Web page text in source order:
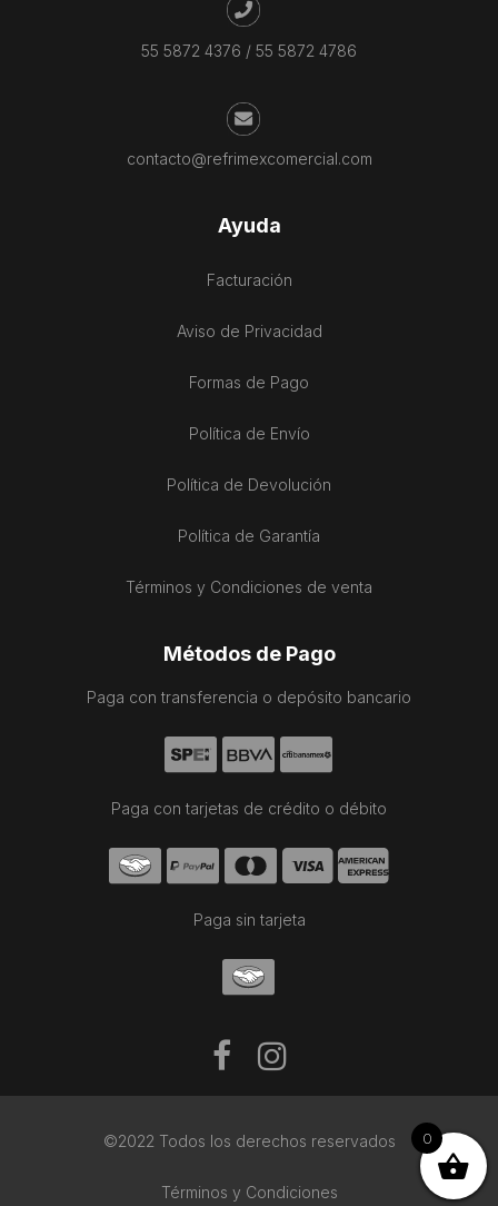
55 5872 4376 / 55 5872 4786
contacto@refrimexcomercial.com
Ayuda
Facturación
Aviso de Privacidad
Formas de Pago
Política de Envío
Política de Devolución
Política de Garantía
Términos y Condiciones de venta
Métodos de Pago
Paga con transferencia o depósito bancario
Paga con tarjetas de crédito o débito
Paga sin tarjeta
©2022 Todos los derechos reservados
Términos y Condiciones
0